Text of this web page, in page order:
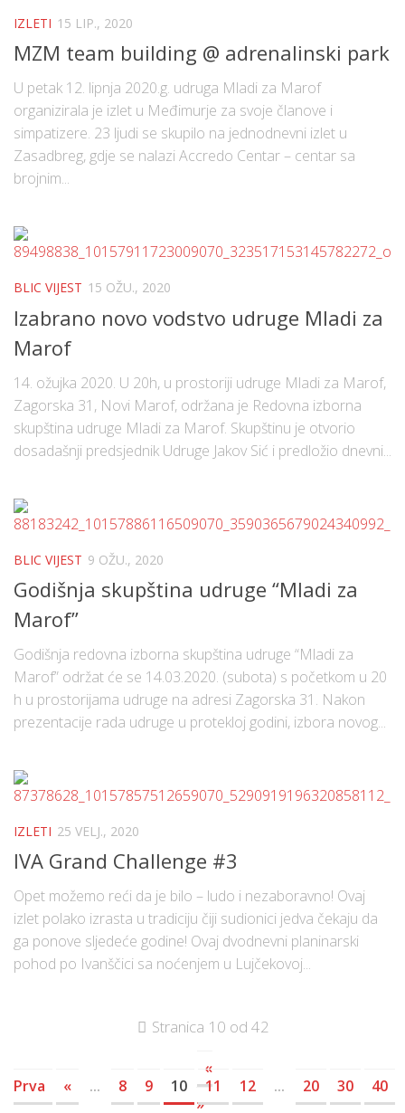
IZLETI 15 LIP., 2020
MZM team building @ adrenalinski park
U petak 12. lipnja 2020.g. udruga Mladi za Marof
organizirala je izlet u Međimurje za svoje članove i
simpatizere. 23 ljudi se skupilo na jednodnevni izlet u
Zasadbreg, gdje se nalazi Accredo Centar – centar sa
brojnim...
BLIC VIJEST 15 OŽU., 2020
Izabrano novo vodstvo udruge Mladi za
Marof
14. ožujka 2020. U 20h, u prostoriji udruge Mladi za Marof,
Zagorska 31, Novi Marof, održana je Redovna izborna
skupština udruge Mladi za Marof. Skupštinu je otvorio
dosadašnji predsjednik Udruge Jakov Sić i predložio dnevni...
BLIC VIJEST 9 OŽU., 2020
Godišnja skupština udruge “Mladi za
Marof”
Godišnja redovna izborna skupština udruge “Mladi za
Marof” održat će se 14.03.2020. (subota) s početkom u 20
h u prostorijama udruge na adresi Zagorska 31. Nakon
prezentacije rada udruge u protekloj godini, izbora novog...
IZLETI 25 VELJ., 2020
IVA Grand Challenge #3
Opet možemo reći da je bilo – ludo i nezaboravno! Ovaj
izlet polako izrasta u tradiciju čiji sudionici jedva čekaju da
ga ponove sljedeće godine! Ovaj dvodnevni planinarski
pohod po Ivanščici sa noćenjem u Lujčekovoj...
Stranica 10 od 42
«
Prva
« ... 8 9 10 11 12 ... 20 30
40
»